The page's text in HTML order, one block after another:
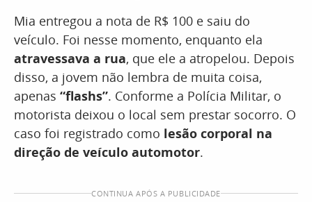
Mia entregou a nota de R$ 100 e saiu do
veículo. Foi nesse momento, enquanto ela
atravessava a rua, que ele a atropelou. Depois
disso, a jovem não lembra de muita coisa,
apenas “flashs”. Conforme a Polícia Militar, o
motorista deixou o local sem prestar socorro. O
caso foi registrado como lesão corporal na
direção de veículo automotor.
CONTINUA APÓS A PUBLICIDADE